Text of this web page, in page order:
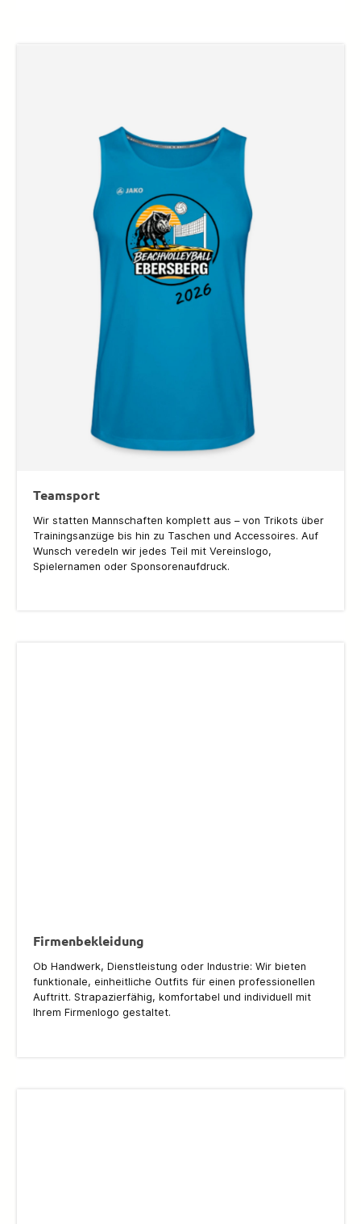
Teamsport
Wir statten Mannschaften komplett aus – von Trikots über
Trainingsanzüge bis hin zu Taschen und Accessoires. Auf
Wunsch veredeln wir jedes Teil mit Vereinslogo,
Spielernamen oder Sponsorenaufdruck.
Firmenbekleidung
Ob Handwerk, Dienstleistung oder Industrie: Wir bieten
funktionale, einheitliche Outfits für einen professionellen
Auftritt. Strapazierfähig, komfortabel und individuell mit
Ihrem Firmenlogo gestaltet.